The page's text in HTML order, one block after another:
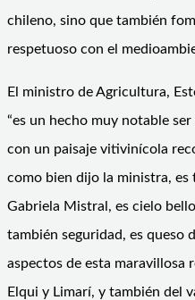
chileno, sino que también
respetuoso con el
El ministro de Agricultura,
“es un hecho muy notable
con un paisaje vitivinícola
como bien dijo la ministra, es
Gabriela Mistral, es cielo
también seguridad, es queso
aspectos de esta maravillosa
Elqui y Limarí, y también del